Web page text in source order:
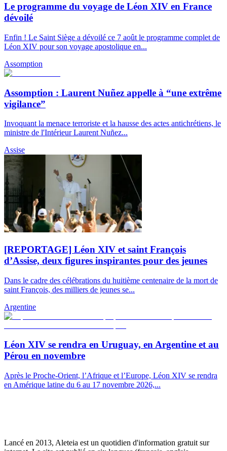
Le programme du voyage de Léon XIV en France
dévoilé
Enfin ! Le Saint Siège a dévoilé ce 7 août le programme complet de
Léon XIV pour son voyage apostolique en...
Assomption
Assomption : Laurent Nuñez appelle à “une extrême
vigilance”
Invoquant la menace terroriste et la hausse des actes antichrétiens, le
ministre de l'Intérieur Laurent Nuñez...
Assise
[REPORTAGE] Léon XIV et saint François
d’Assise, deux figures inspirantes pour des jeunes
Dans le cadre des célébrations du huitième centenaire de la mort de
saint François, des milliers de jeunes se...
Argentine
Léon XIV se rendra en Uruguay, en Argentine et au
Pérou en novembre
Après le Proche-Orient, l’Afrique et l’Europe, Léon XIV se rendra
en Amérique latine du 6 au 17 novembre 2026,...
Lancé en 2013, Aleteia est un quotidien d'information gratuit sur